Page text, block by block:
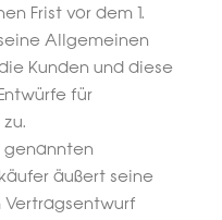
Frist vor dem 1.
Allgemeinen
Kunden und diese
für
genannten
äußert seine